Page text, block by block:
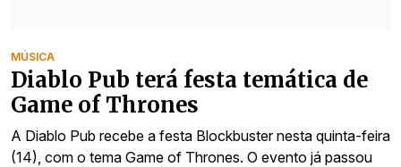
MÚSICA
Diablo Pub terá festa temática de
Game of Thrones
A Diablo Pub recebe a festa Blockbuster nesta quinta-feira
(14), com o tema Game of Thrones. O evento já passou